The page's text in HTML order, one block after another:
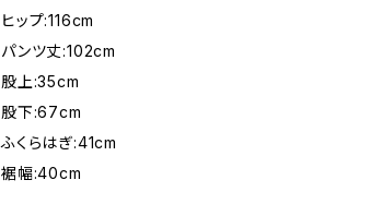
ヒップ:116cm
パンツ丈:102cm
股上:35cm
股下:67cm
ふくらはぎ:41cm
裾幅:40cm